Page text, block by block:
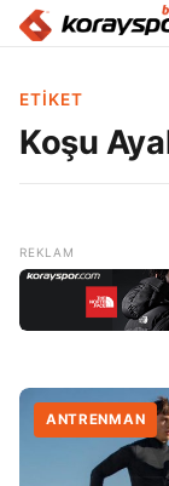
ETIKET
Koşu
ANTRENMAN